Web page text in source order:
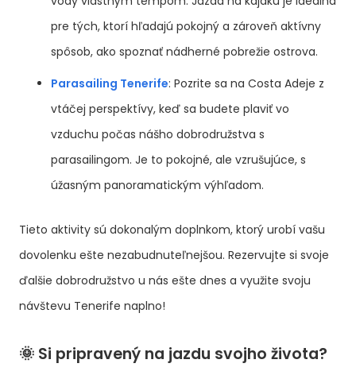
pre tých, ktorí hľadajú pokojný a zároveň aktívny
spôsob, ako spoznať nádherné pobrežie ostrova.
Parasailing Tenerife: Pozrite sa na Costa Adeje z
vtáčej perspektívy, keď sa budete plaviť vo
vzduchu počas nášho dobrodružstva s
parasailingom. Je to pokojné, ale vzrušujúce, s
úžasným panoramatickým výhľadom.
Tieto aktivity sú dokonalým doplnkom, ktorý urobí vašu
dovolenku ešte nezabudnuteľnejšou. Rezervujte si svoje
ďalšie dobrodružstvo u nás ešte dnes a využite svoju
návštevu Tenerife naplno!
🌞 Si pripravený na jazdu svojho života?